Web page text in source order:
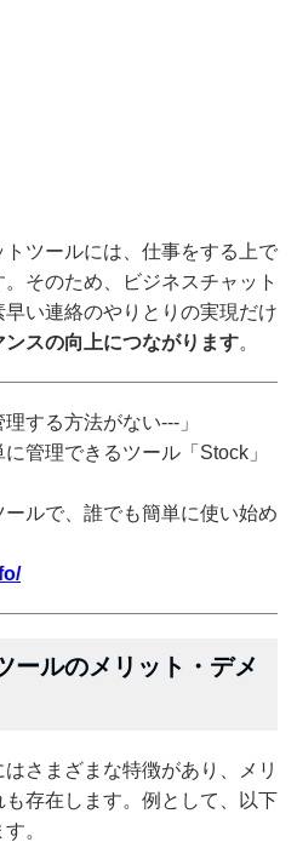
ツールには、仕事をする上で
そのため、ビジネスチャット
い連絡のやりとりの実現だけ
スの向上につながります。
する方法がない---」
管理できるツール「Stock」
ルで、誰でも簡単に使い始め
ールのメリット・デメ
さまざまな特徴があり、メリ
存在します。例として、以下
。